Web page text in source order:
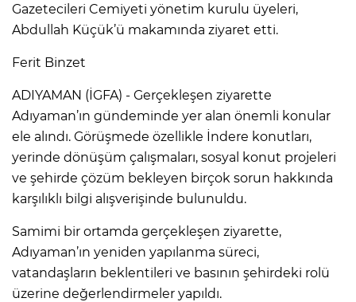
Gazetecileri Cemiyeti yönetim kurulu üyeleri,
Abdullah Küçük’ü makamında ziyaret etti.
Ferit Binzet
ADIYAMAN (İGFA) - Gerçekleşen ziyarette
Adıyaman’ın gündeminde yer alan önemli konular
ele alındı. Görüşmede özellikle İndere konutları,
yerinde dönüşüm çalışmaları, sosyal konut projeleri
ve şehirde çözüm bekleyen birçok sorun hakkında
karşılıklı bilgi alışverişinde bulunuldu.
Samimi bir ortamda gerçekleşen ziyarette,
Adıyaman’ın yeniden yapılanma süreci,
vatandaşların beklentileri ve basının şehirdeki rolü
üzerine değerlendirmeler yapıldı.